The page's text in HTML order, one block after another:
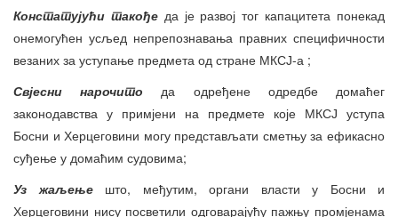
Констатујући такођеда је развој тог капацитета понекад
онемогућен усљед непрепознавања правних специфичности
везаних за уступање предмета од стране МКСЈ-а ;
Свјесни
нарочито да одређене одредбе домаћег
законодавства у примјени на предмете које МКСЈ уступа
Босни и Херцеговини могу представљати сметњу за ефикасно
суђење у домаћим судовима;
Уз жаљењешто, међутим, органи власти у Босни и
Херцеговини нису посветили одговарајућу пажњу промјенама